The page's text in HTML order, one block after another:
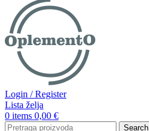
Login / Register
Lista želja
0 items 0,00 €
Search